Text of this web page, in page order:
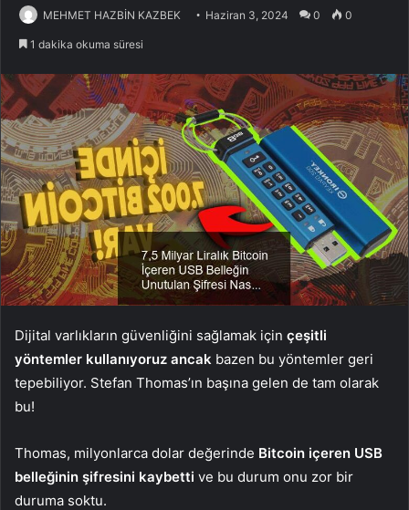
MEHMET HAZBİN KAZBEK Haziran 3, 2024 0 0
1 dakika okuma süresi
Dijital varlıkların güvenliğini sağlamak için çeşitli
yöntemler kullanıyoruz ancak bazen bu yöntemler geri
tepebiliyor. Stefan Thomas’ın başına gelen de tam olarak
bu!
Thomas, milyonlarca dolar değerinde Bitcoin içeren USB
belleğinin şifresini kaybetti ve bu durum onu zor bir
duruma soktu.